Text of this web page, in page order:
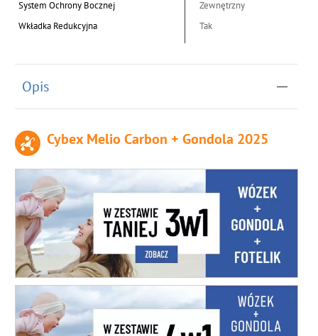
System Ochrony Bocznej
Zewnętrzny
Wkładka Redukcyjna
Tak
Opis
Cybex Melio Carbon + Gondola 2025